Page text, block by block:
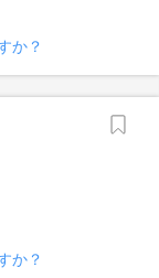
か？
か？